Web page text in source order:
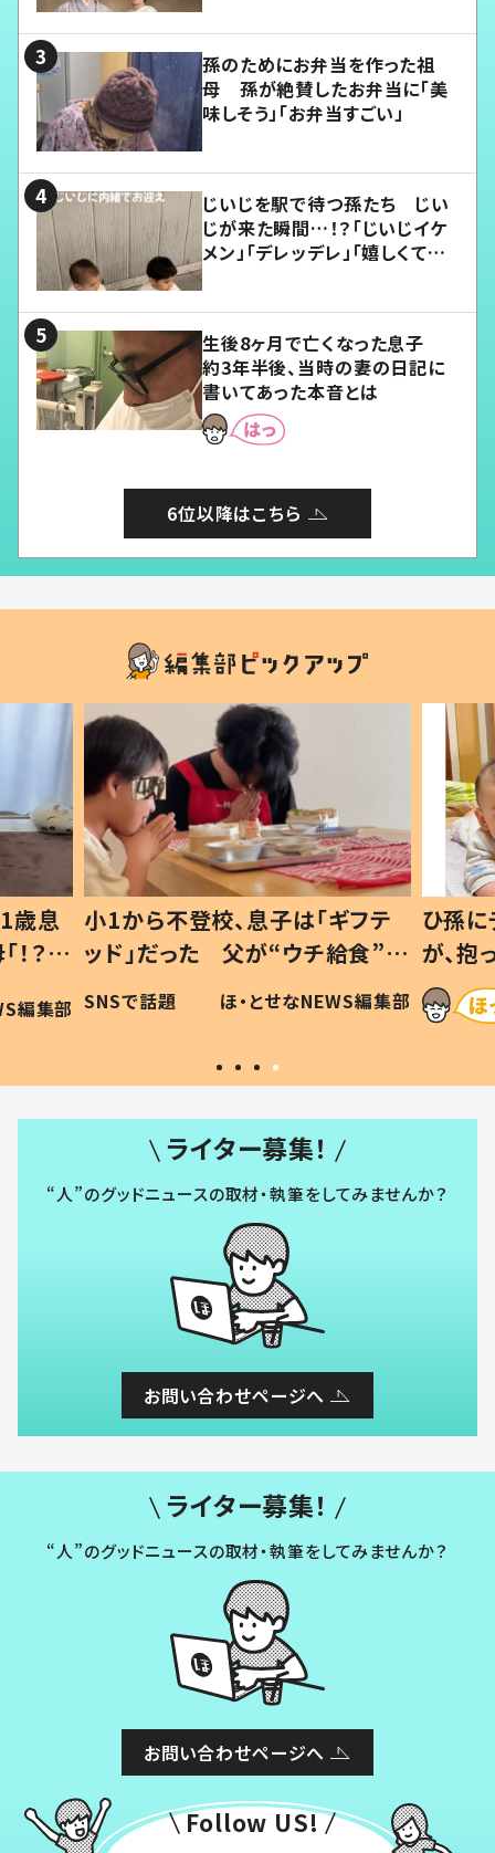
孫のためにお弁当を作った祖
母 孫が絶賛したお弁当に「美
味しそう」「お弁当すごい」
じいじを駅で待つ孫たち じい
じが来た瞬間…！？「じいじイケ
メン」「デレッデレ」「嬉しくて可
生後8ヶ月で亡くなった息子
約3年半後、当時の妻の日記に
書いてあった本音とは
6位以降はこちら
歳息
？」
編集部
小1から不登校、息子は「ギフテ
ッド」だった 父が“ウチ給食”を
作り続ける理由とは #令和の親
#令和の子
SNSで話題 ほ・とせなNEWS編集部
ひ孫
が、
「涙が
い」
ライター募集！
“人”のグッドニュースの取材・執筆をしてみませんか？
お問い合わせページへ
ライター募集！
“人”のグッドニュースの取材・執筆をしてみませんか？
お問い合わせページへ
Follow US!